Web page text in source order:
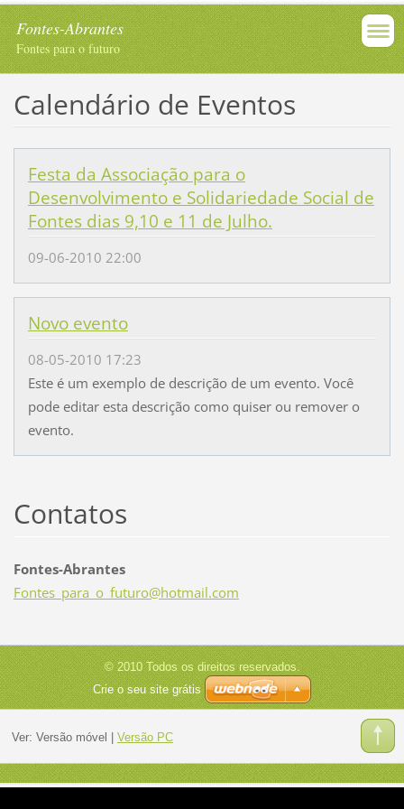
Fontes-Abrantes
Fontes para o futuro
Calendário de Eventos
Festa da Associação para o
Desenvolvimento e Solidariedade Social de
Fontes dias 9,10 e 11 de Julho.
09-06-2010 22:00
Novo evento
08-05-2010 17:23
Este é um exemplo de descrição de um evento. Você
pode editar esta descrição como quiser ou remover o
evento.
Contatos
Fontes-Abrantes
Fontes_para_o_futuro@hotmail.com
© 2010 Todos os direitos reservados.
Crie o seu site grátis
Ver: Versão móvel | Versão PC